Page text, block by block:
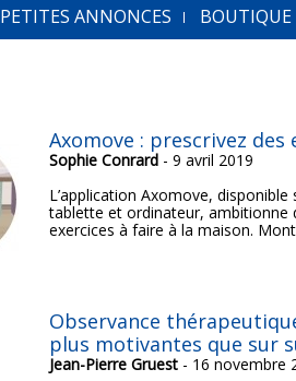
PETITES ANNONCES BOUTIQUE
Axomove : prescrivez des
Sophie Conrard - 9 avril 2019
L’application Axomove,
tablette et ordinateur, ambitionne
exercices à faire à la maison.
Observance
plus motivantes que sur
Jean-Pierre Gruest - 16 novembre